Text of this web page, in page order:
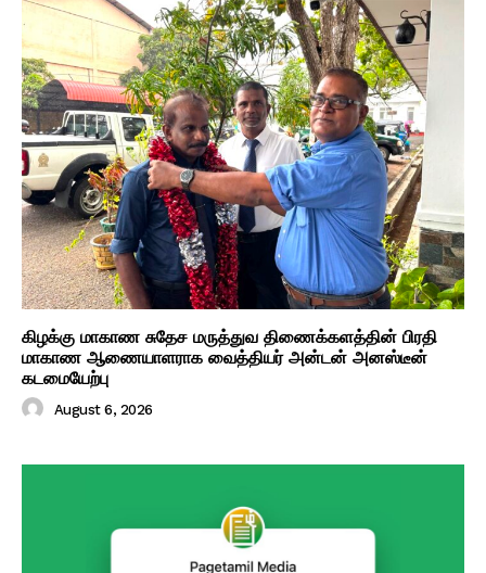
கிழக்கு மாகாண சுதேச மருத்துவ திணைக்களத்தின் பிரதி
மாகாண ஆணையாளராக வைத்தியர் அன்டன் அனஸ்டீன்
கடமையேற்பு
August 6, 2026